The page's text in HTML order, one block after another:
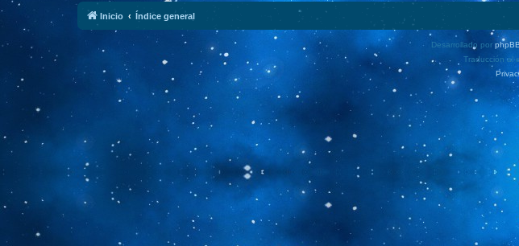
Inicio Índice general
Desarrollado por phpBB
Traducción al